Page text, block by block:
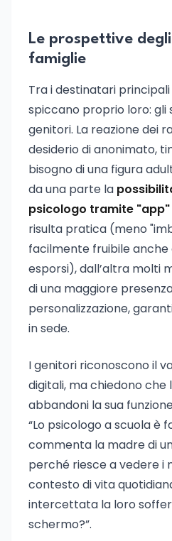
Le prospettive
famiglie
Tra i destinatari
spiccano proprio loro: gli
genitori. La reazione dei
desiderio di anonimato,
bisogno di una figura
da una parte la
psicologo tramite "app"
risulta pratica (meno
facilmente fruibile anche
esporsi), dall’altra molti
di una maggiore
personalizzazione,
in sede.
I genitori riconoscono il
digitali, ma chiedono che
abbandoni la sua
“Lo psicologo a scuola è
commenta la madre di
perché riesce a vedere i
contesto di vita
intercettata la loro
schermo?”.